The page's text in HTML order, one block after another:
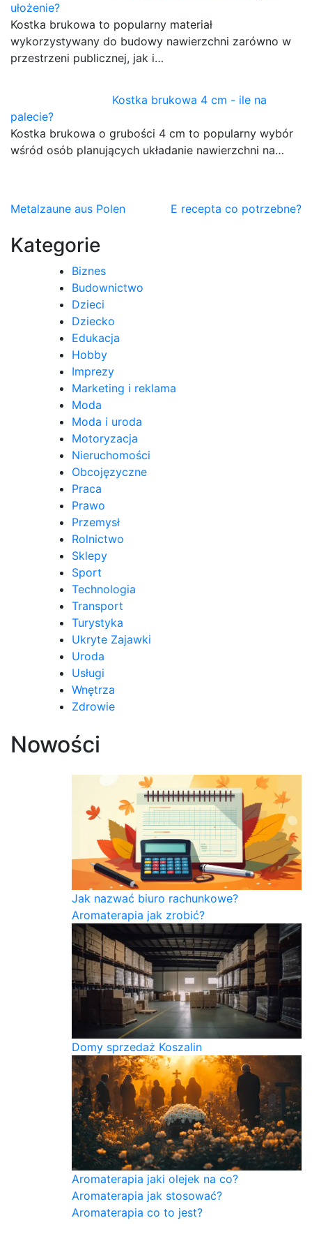
ułożenie?
Kostka brukowa to popularny materiał
wykorzystywany do budowy nawierzchni zarówno w
przestrzeni publicznej, jak i…
Kostka brukowa 4 cm - ile na
palecie?
Kostka brukowa o grubości 4 cm to popularny wybór
wśród osób planujących układanie nawierzchni na…
Nawigacja
wpisu
Metalzaune aus Polen E recepta co potrzebne?
Kategorie
Biznes
Budownictwo
Dzieci
Dziecko
Edukacja
Hobby
Imprezy
Marketing i reklama
Moda
Moda i uroda
Motoryzacja
Nieruchomości
Obcojęzyczne
Praca
Prawo
Przemysł
Rolnictwo
Sklepy
Sport
Technologia
Transport
Turystyka
Ukryte Zajawki
Uroda
Usługi
Wnętrza
Zdrowie
Nowości
Jak nazwać biuro rachunkowe?
Aromaterapia jak zrobić?
Domy sprzedaż Koszalin
Aromaterapia jaki olejek na co?
Aromaterapia jak stosować?
Aromaterapia co to jest?